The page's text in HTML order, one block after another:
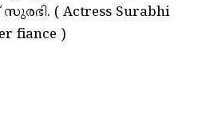
( Actress Surabhi
fiance )